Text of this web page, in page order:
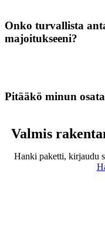
Onko turvallista
majoitukseeni?
Pitääkö minun
Valmis
Hanki paketti, kirjaudu